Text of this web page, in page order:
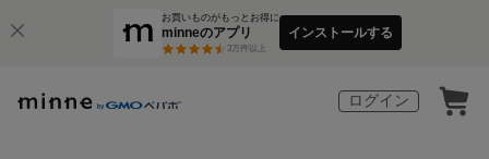
お買いものがもっとお得に
minneのアプリ
3万件以上
インストールする
ログイン